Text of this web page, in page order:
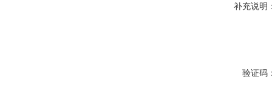
补充说明
验证码